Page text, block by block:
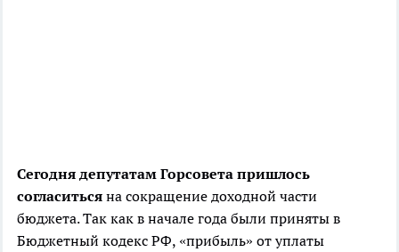
Сегодня депутатам Горсовета пришлось
согласиться на сокращение доходной части
бюджета. Так как в начале года были приняты в
Бюджетный кодекс РФ, «прибыль» от уплаты